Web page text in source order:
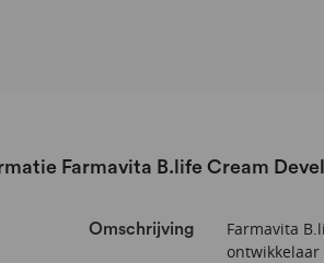
Farmavita B.life Cream
Omschrijving
Farmavita